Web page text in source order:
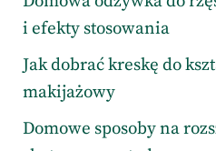
i efekty stosowania
Jak dobrać kreskę do
makijażowy
Domowe sposoby na